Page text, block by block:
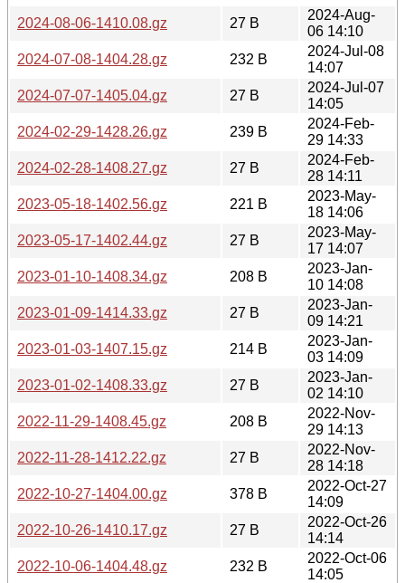
2024-08-06-1410.08.gz
27 B
2024-Aug-
06 14:10
2024-07-08-1404.28.gz
232 B
2024-Jul-08
14:07
2024-07-07-1405.04.gz
27 B
2024-Jul-07
14:05
2024-02-29-1428.26.gz
239 B
2024-Feb-
29 14:33
2024-02-28-1408.27.gz
27 B
2024-Feb-
28 14:11
2023-05-18-1402.56.gz
221 B
2023-May-
18 14:06
2023-05-17-1402.44.gz
27 B
2023-May-
17 14:07
2023-01-10-1408.34.gz
208 B
2023-Jan-
10 14:08
2023-01-09-1414.33.gz
27 B
2023-Jan-
09 14:21
2023-01-03-1407.15.gz
214 B
2023-Jan-
03 14:09
2023-01-02-1408.33.gz
27 B
2023-Jan-
02 14:10
2022-11-29-1408.45.gz
208 B
2022-Nov-
29 14:13
2022-11-28-1412.22.gz
27 B
2022-Nov-
28 14:18
2022-10-27-1404.00.gz
378 B
2022-Oct-27
14:09
2022-10-26-1410.17.gz
27 B
2022-Oct-26
14:14
2022-10-06-1404.48.gz
232 B
2022-Oct-06
14:05